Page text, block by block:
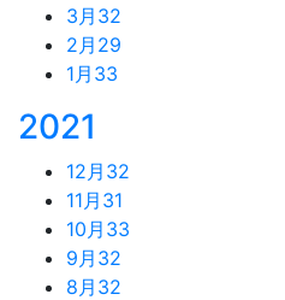
3月 32
2月 29
1月 33
2021
12月 32
11月 31
10月 33
9月 32
8月 32